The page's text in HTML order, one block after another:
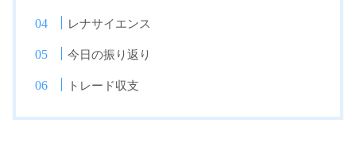
レナサイエンス
今日の振り返り
トレード収支